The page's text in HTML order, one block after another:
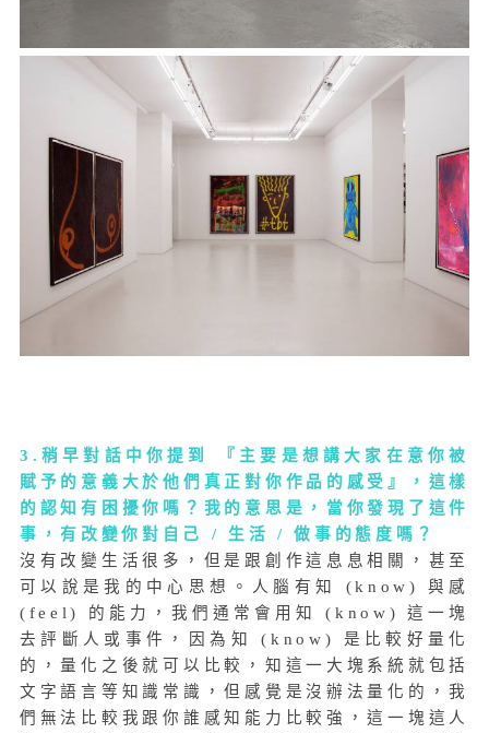
3.稍早對話中你提到 『主要是想講大家在意你被
賦予的意義大於他們真正對你作品的感受』，這樣
的認知有困擾你嗎？我的意思是，當你發現了這件
事，有改變你對自己 / 生活 / 做事的態度嗎？
沒有改變生活很多，但是跟創作這息息相關，甚至
可以說是我的中心思想。人腦有知 (know) 與感
(feel) 的能力，我們通常會用知 (know) 這一塊
去評斷人或事件，因為知 (know) 是比較好量化
的，量化之後就可以比較，知這一大塊系統就包括
文字語言等知識常識，但感覺是沒辦法量化的，我
們無法比較我跟你誰感知能力比較強，這一塊這人